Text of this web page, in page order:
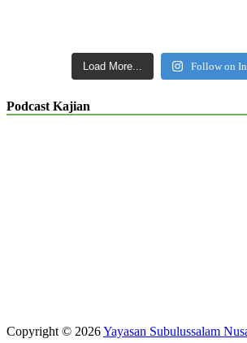
Load More... Follow on
Podcast Kajian
Copyright © 2026Yayasan Subulussalam